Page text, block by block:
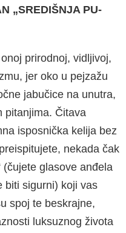
„SREDIŠNJA PU­
prirodnoj, vid­ljivoj,
jer oko u pejzažu
ja­bučice na unutra,
pitanjima. Čitava
isposnička kelija bez
nekada čak
(čujete glasove anđela
biti sigurni) koji vas
spoj te beskrajne,
luksuznog života